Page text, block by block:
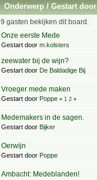
Onderwerp /Gestart door
gasten bekijken dit board.
Onze eerste Mede
Gestart door m.kolsters
zeewater bij de wijn?
Gestart door De Baldadige Bij
Vroeger mede maken
Gestart door Poppe « 1 2 »
Medemakers in de sagen.
Gestart door Bijker
Oerwijn
Gestart door Poppe
Ambacht: Medeblanden!